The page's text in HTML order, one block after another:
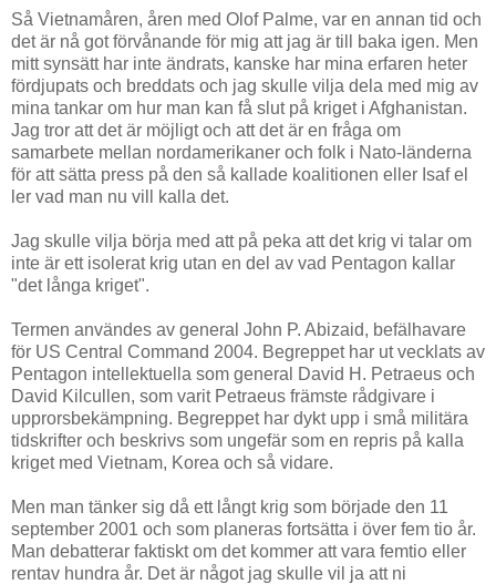
Så Vietnamåren, åren med Olof Palme, var en annan tid och
det är nå got förvånande för mig att jag är till baka igen. Men
mitt synsätt har inte ändrats, kanske har mina erfaren heter
fördjupats och breddats och jag skulle vilja dela med mig av
mina tankar om hur man kan få slut på kriget i Afghanistan.
Jag tror att det är möjligt och att det är en fråga om
samarbete mellan nordamerikaner och folk i Nato-länderna
för att sätta press på den så kallade koalitionen eller Isaf el
ler vad man nu vill kalla det.
Jag skulle vilja börja med att på peka att det krig vi talar om
inte är ett isolerat krig utan en del av vad Pentagon kallar
"det långa kriget".
Termen användes av general John P. Abizaid, befälhavare
för US Central Command 2004. Begreppet har ut vecklats av
Pentagon intellektuella som general David H. Petraeus och
David Kilcullen, som varit Petraeus främste rådgivare i
upprorsbekämpning. Begreppet har dykt upp i små militära
tidskrifter och beskrivs som ungefär som en repris på kalla
kriget med Vietnam, Korea och så vidare.
Men man tänker sig då ett långt krig som började den 11
september 2001 och som planeras fortsätta i över fem tio år.
Man debatterar faktiskt om det kommer att vara femtio eller
rentav hundra år. Det är något jag skulle vil ja att ni